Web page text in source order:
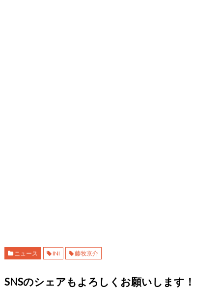
ニュース INI 藤牧京介
SNSのシェアもよろしくお願いします！